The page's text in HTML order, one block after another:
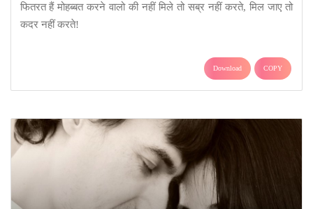
फितरत हैं मोहब्बत करने वालो की नहीं मिले तो सब्र नहीं करते, मिल जाए तो
कदर नहीं करते!
Download COPY